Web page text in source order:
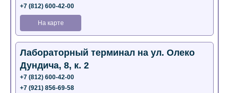
+7 (812) 600-42-00
На карте
Лабораторный терминал на ул. Олеко
Дундича, 8, к. 2
+7 (812) 600-42-00
+7 (921) 856-69-58